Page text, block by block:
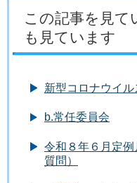
この記事を見て
も見ています
新型コロナウイ
b.常任委員会
令和８年６月定
質問）